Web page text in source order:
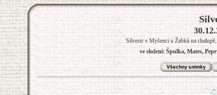
Silvestr v Myšenci u Žabků na
ve složení: Špulka, Mates,